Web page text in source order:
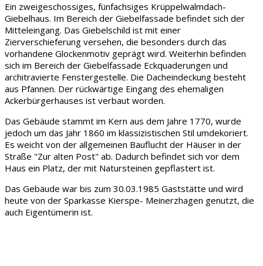
Ein zweigeschossiges, fünfachsiges Krüppelwalmdach-
Giebelhaus. Im Bereich der Giebelfassade befindet sich der
Mitteleingang. Das Giebelschild ist mit einer
Zierverschieferung versehen, die besonders durch das
vorhandene Glockenmotiv geprägt wird. Weiterhin befinden
sich im Bereich der Giebelfassade Eckquaderungen und
architravierte Fenstergestelle. Die Dacheindeckung besteht
aus Pfannen. Der rückwärtige Eingang des ehemaligen
Ackerbürgerhauses ist verbaut worden.
Das Gebäude stammt im Kern aus dem Jahre 1770, wurde
jedoch um das Jahr 1860 im klassizistischen Stil umdekoriert.
Es weicht von der allgemeinen Bauflucht der Häuser in der
Straße "Zur alten Post" ab. Dadurch befindet sich vor dem
Haus ein Platz, der mit Natursteinen gepflastert ist.
Das Gebäude war bis zum 30.03.1985 Gaststätte und wird
heute von der Sparkasse Kierspe- Meinerzhagen genutzt, die
auch Eigentümerin ist.